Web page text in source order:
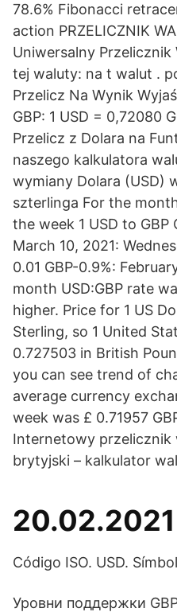
78.6% Fibonacci
action PRZELICZNIK
Uniwersalny Przelicznik
tej waluty: na t walut .
Przelicz Na Wynik
GBP: 1 USD = 0,72080
Przelicz z Dolara na
naszego kalkulatora
wymiany Dolara (USD)
szterlinga For the
the week 1 USD to GBP
March 10, 2021:
0.01 GBP-0.9%:
month USD:GBP rate
higher. Price for 1 US
Sterling, so 1 United
0.727503 in British
you can see trend of
average currency
week was £ 0.71957
Internetowy przelicznik
brytyjski – kalkulator
20.02.2021
Código ISO. USD.
Уровни поддержки